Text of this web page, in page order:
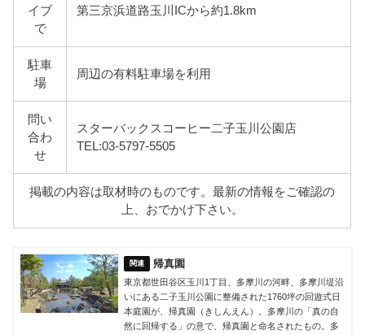
イブ
で
第三京浜道路玉川ICから約1.8km
駐車
場
周辺の有料駐車場を利用
問い
合わ
せ
スターバックスコーヒー二子玉川公園店
TEL:03-5797-5505
掲載の内容は取材時のものです。最新の情報をご確認の
上、おでかけ下さい。
帰真園
東京都世田谷区玉川1丁目、多摩川の河畔、多摩川堤沿
いにある二子玉川公園に整備された1760坪の回遊式日
本庭園が、帰真園（きしんえん）。多摩川の「真の自
然に回帰する」の意で、帰真園と命名されたもの。多